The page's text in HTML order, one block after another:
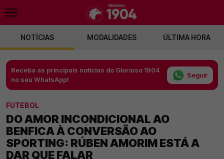
NOTÍCIAS MODALIDADES ÚLTIMA HORA
Receba as principais notícias do Glorioso 1904
no seu WhatsApp!
Seguir
FUTEBOL
DO AMOR INCONDICIONAL AO
BENFICA À CONVERSÃO AO
SPORTING: RÚBEN AMORIM ESTÁ A
DAR QUE FALAR